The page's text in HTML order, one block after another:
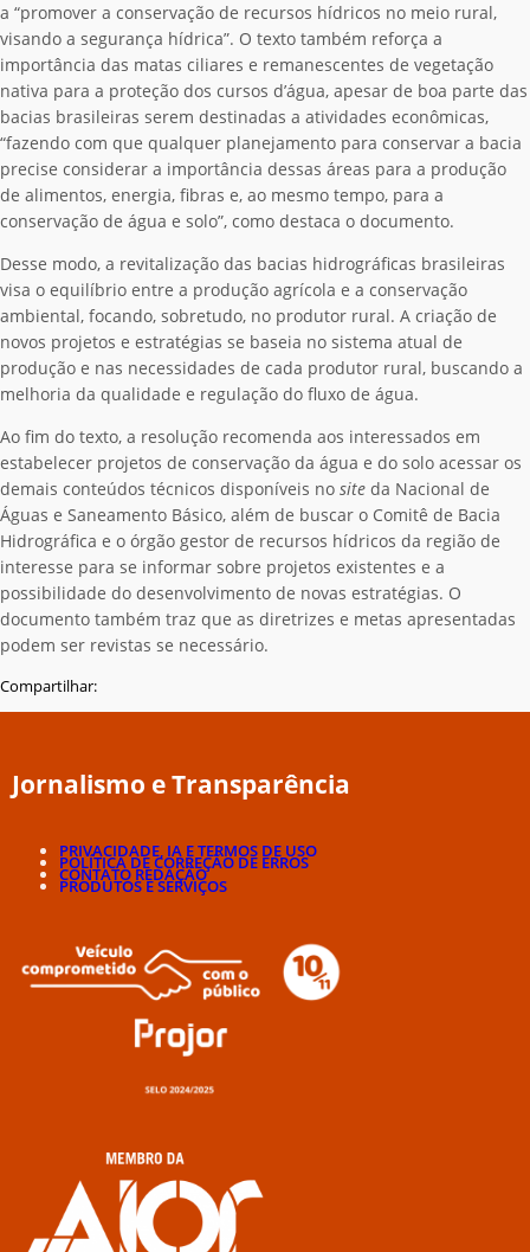
a “promover a conservação de recursos hídricos no meio rural,
visando a segurança hídrica”. O texto também reforça a
importância das matas ciliares e remanescentes de vegetação
nativa para a proteção dos cursos d’água, apesar de boa parte das
bacias brasileiras serem destinadas a atividades econômicas,
“fazendo com que qualquer planejamento para conservar a bacia
precise considerar a importância dessas áreas para a produção
de alimentos, energia, fibras e, ao mesmo tempo, para a
conservação de água e solo”, como destaca o documento.
Desse modo, a revitalização das bacias hidrográficas brasileiras
visa o equilíbrio entre a produção agrícola e a conservação
ambiental, focando, sobretudo, no produtor rural. A criação de
novos projetos e estratégias se baseia no sistema atual de
produção e nas necessidades de cada produtor rural, buscando a
melhoria da qualidade e regulação do fluxo de água.
Ao fim do texto, a resolução recomenda aos interessados em
estabelecer projetos de conservação da água e do solo acessar os
demais conteúdos técnicos disponíveis no site da Nacional de
Águas e Saneamento Básico, além de buscar o Comitê de Bacia
Hidrográfica e o órgão gestor de recursos hídricos da região de
interesse para se informar sobre projetos existentes e a
possibilidade do desenvolvimento de novas estratégias. O
documento também traz que as diretrizes e metas apresentadas
podem ser revistas se necessário.
Compartilhar:
Jornalismo e Transparência
PRIVACIDADE, IA E TERMOS DE USO
POLÍTICA DE CORREÇÃO DE ERROS
CONTATO REDAÇÃO
PRODUTOS E SERVIÇOS